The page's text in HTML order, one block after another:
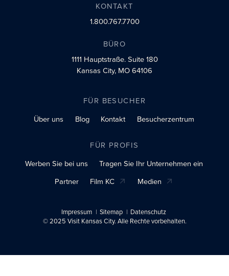
KONTAKT
1.800.767.7700
BÜRO
1111 Hauptstraße.Suite 180
Kansas City, MO 64106
FÜR BESUCHER
Über uns
Blog Kontakt Besucherzentrum
FÜR PROFIS
Werben Sie bei uns
Tragen Sie Ihr Unternehmen ein
Partner
Film KC Medien
Impressum Sitemap
Datenschutz
© 2025 Visit Kansas City. Alle Rechte vorbehalten.